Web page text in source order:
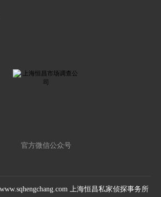
官方微信公众号
上海恒昌私家侦探事务所